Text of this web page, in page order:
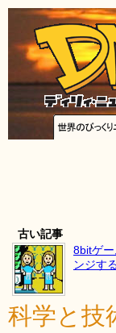
古い記事
8bitゲ
ンジす
科学と技